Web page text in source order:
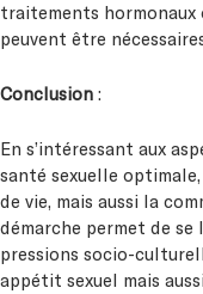
traitements hormonaux
peuvent être
Conclusion :
En s’intéressant aux
santé sexuelle
de vie, mais aussi la
démarche permet de
pressions socio-
appétit sexuel mais